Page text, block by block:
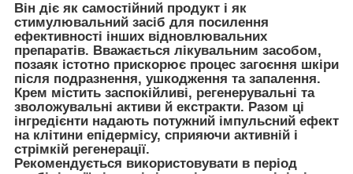
Він діє як самостійний продукт і як
стимулювальний засіб для посилення
ефективності інших відновлювальних
препаратів. Вважається лікувальним засобом,
позаяк істотно прискорює процес загоєння шкіри
після подразнення, ушкодження та запалення.
Крем містить заспокійливі, регенерувальні та
зволожувальні активи й екстракти. Разом ці
інгредієнти надають потужний імпульсний ефект
на клітини епідермісу, сприяючи активній і
стрімкій регенерації.
Рекомендується використовувати в період